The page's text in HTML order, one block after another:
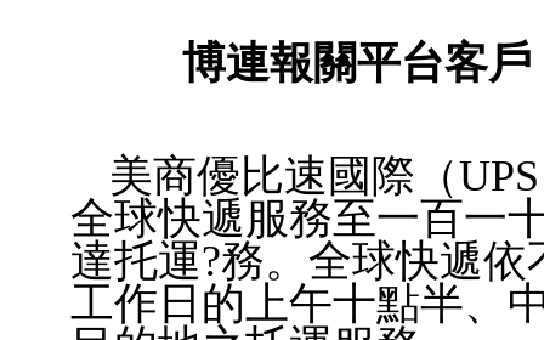
博連報關平台客戶
美商優比速國際（
全球快遞服務至一百一
達托運?務。全球快遞
工作日的上午十點半、